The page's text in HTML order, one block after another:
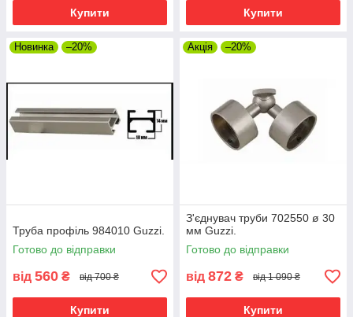
Купити Купити
Новинка –20%
Труба профіль 984010 Guzzi.
Готово до відправки
від 560 ₴ від 700 ₴
Купити
Акція –20%
З'єднувач труби 702550 ø 30
мм Guzzi.
Готово до відправки
від 872 ₴ від 1 090 ₴
Купити